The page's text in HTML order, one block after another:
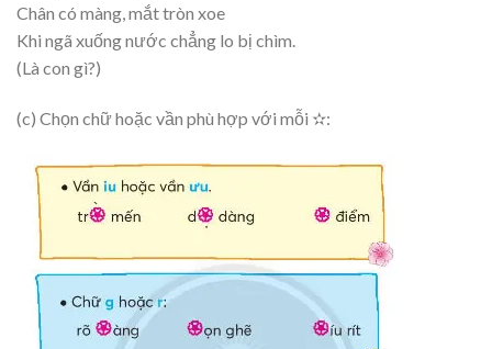
Chân có màng, mắt tròn xoe
Khi ngã xuống nước chẳng lo bị chìm.
(Là con gì?)
(c) Chọn chữ hoặc vần phù hợp với mỗi ✫: